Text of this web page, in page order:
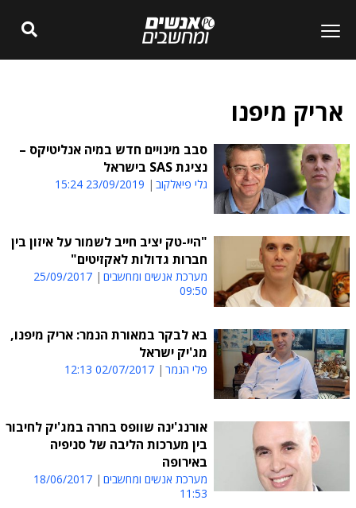
אריק מיפנו
סבב מינויים חדש במיה אנליטיקס –
נציגת SAS בישראל
גלי פיאלקוב 23/09/2019 15:24
"היי-טק יציב חייב לשמור על איזון בין
חברות גדולות לאקזיטים"
מערכת אנשים ומחשבים
25/09/2017
09:50
בא לבקר במאורת הנמר: אריק מיפנו,
מג'יק ישראל
פלי הנמר 02/07/2017 12:13
אורנג'ינה שוופס בחרה במג'יק לחיבור
בין מערכות הליבה של סניפיה
באירופה
מערכת אנשים ומחשבים
18/06/2017
11:53